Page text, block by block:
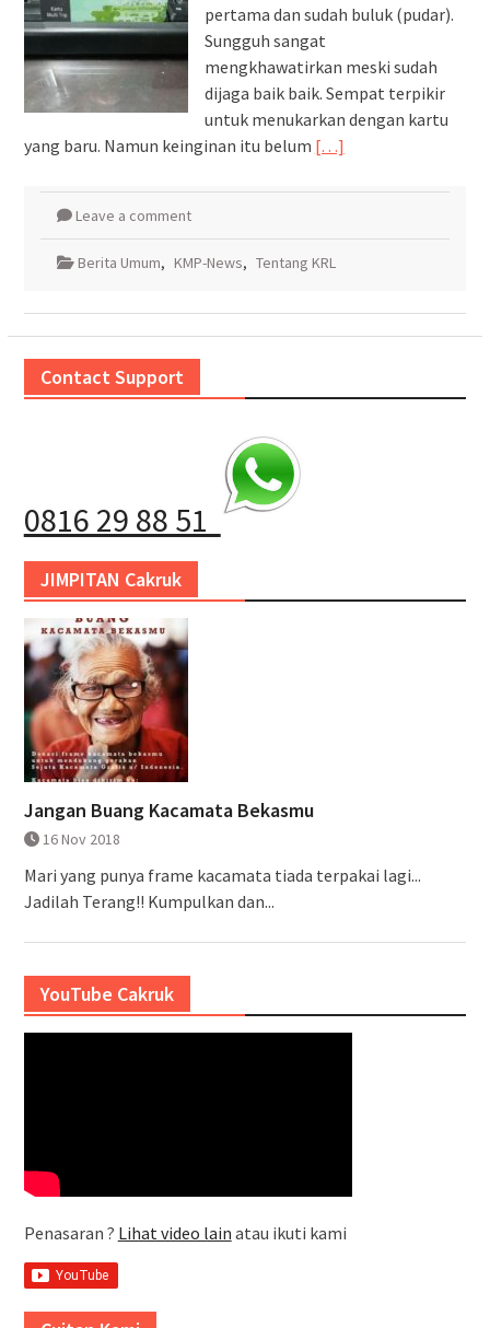
pertama dan sudah buluk (pudar).
Sungguh sangat
mengkhawatirkan meski sudah
dijaga baik baik. Sempat terpikir
untuk menukarkan dengan kartu
yang baru. Namun keinginan itu belum […]
Leave a comment
Berita Umum, KMP-News, Tentang KRL
Contact Support
0816 29 88 51
JIMPITAN Cakruk
Jangan Buang Kacamata Bekasmu
16 Nov 2018
Mari yang punya frame kacamata tiada terpakai lagi...
Jadilah Terang!! Kumpulkan dan...
YouTube Cakruk
Penasaran ? Lihat video lain atau ikuti kami